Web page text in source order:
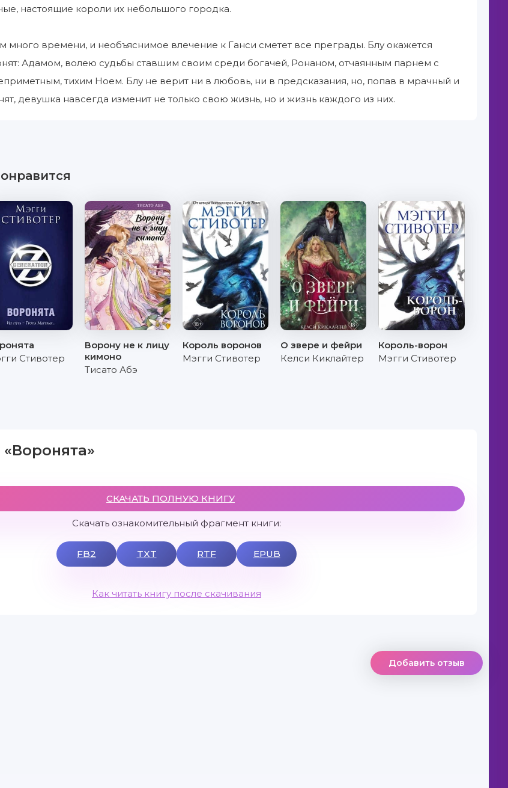
настоящие короли их небольшого городка.
много времени, и необъяснимое влечение к Ганси сметет все преграды. Блу окажется
Адамом, волею судьбы ставшим своим среди богачей, Ронаном, отчаянным парнем с
тихим Ноем. Блу не верит ни в любовь, ни в предсказания, но, попав в мрачный и
девушка навсегда изменит не только свою жизнь, но и жизнь каждого из них.
Стивотер
Ворону не к лицу
кимоно
Тисато Абэ
Король воронов
Мэгги Стивотер
О звере и фейри
Келси Киклайтер
Король-ворон
Мэгги Стивотер
СКАЧАТЬ ПОЛНУЮ КНИГУ
Скачать ознакомительный фрагмент книги:
FB2 TXT RTF EPUB
Как читать книгу после скачивания
Добавить отзыв